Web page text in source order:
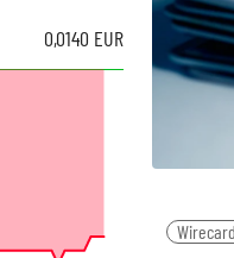
Wirecard
0,0140 EUR